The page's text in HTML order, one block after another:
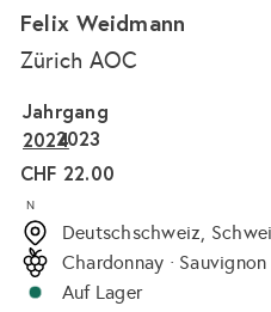
Felix Weidmann
Zürich AOC
Jahrgang
2023
2024
Normaler
Preis
CHF 22.00
N
Deutschschweiz,
Chardonnay · Sauvignon
Auf Lager